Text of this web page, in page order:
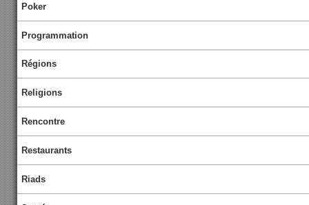
Poker
Programmation
Régions
Religions
Rencontre
Restaurants
Riads